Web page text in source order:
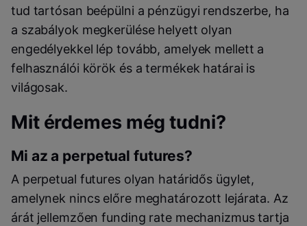
tud tartósan beépülni a pénzügyi rendszerbe, ha
a szabályok megkerülése helyett olyan
engedélyekkel lép tovább, amelyek mellett a
felhasználói körök és a termékek határai is
világosak.
Mit érdemes még tudni?
Mi az a perpetual futures?
A perpetual futures olyan határidős ügylet,
amelynek nincs előre meghatározott lejárata. Az
árát jellemzően funding rate mechanizmus tartja